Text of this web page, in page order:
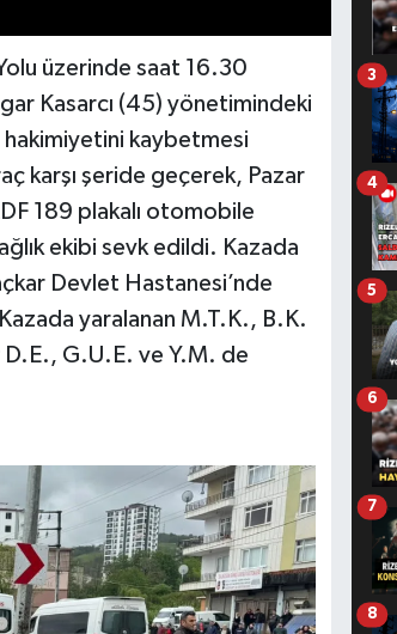
üzerinde saat 16.30
Kasarcı (45) yönetimindeki
kaybetmesi
karşı şeride geçerek, Pazar
189 plakalı otomobile
ekibi sevk edildi. Kazada
Devlet Hastanesi’nde
yaralanan M.T.K., B.K.
D.E., G.U.E. ve Y.M. de
3
4
5
6
7
8